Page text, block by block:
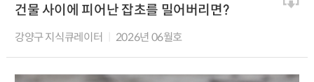
건물 사이에 피어난 잡초를 밀어버리면?
강양구 지식큐레이터 2026년 06월호